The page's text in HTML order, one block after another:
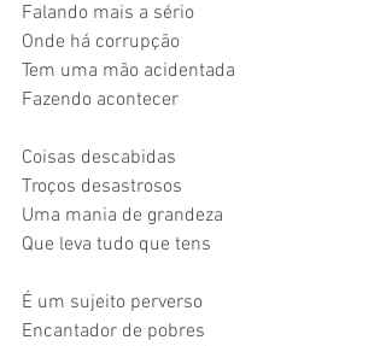
Falando mais a sério
Onde há corrupção
Tem uma mão acidentada
Fazendo acontecer
Coisas descabidas
Troços desastrosos
Uma mania de grandeza
Que leva tudo que tens
É um sujeito perverso
Encantador de pobres